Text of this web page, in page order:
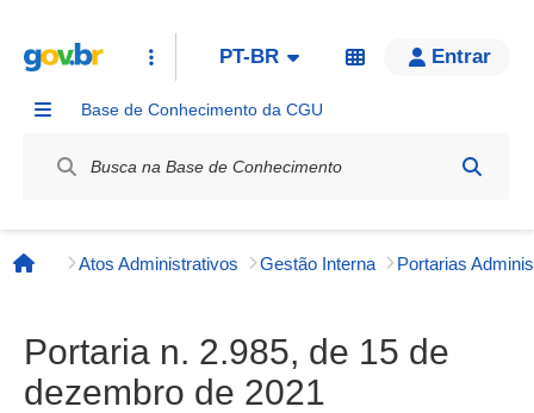
PT-BR Entrar
Base de Conhecimento da CGU
Página inicial
Atos Administrativos Gestão Interna
Portaria n. 2.985, de 15 de
dezembro de 2021